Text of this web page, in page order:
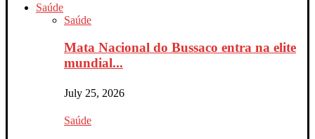
Saúde
Saúde
Mata Nacional do Bussaco entra na elite
mundial...
July 25, 2026
Saúde